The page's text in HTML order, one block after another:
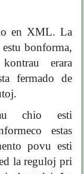
en XML. La
bonforma,
erara
fermado de
chio esti
estas
povu esti
la reguloj pri